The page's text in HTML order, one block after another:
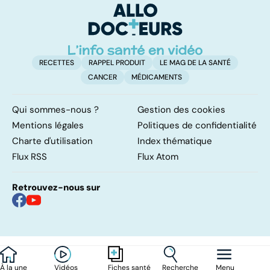
À la une Vidéos Fiches santé Recherche Menu
RECETTES RAPPEL PRODUIT
LE MAG DE LA SANTÉ
CANCER
MÉDICAMENTS
Qui sommes-nous ?
Gestion des cookies
Mentions légales
Politiques de confidentialité
Charte d'utilisation
Index thématique
Flux RSS
Flux Atom
Retrouvez-nous sur